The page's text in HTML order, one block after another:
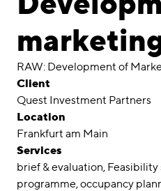
Awards
Career
Locations
linkedininstagram
Deutsch
English
Imprint
RAW: Development of
Client
Quest Investment Partners
Location
Frankfurt am Main
Services
brief & evaluation Feasibility
programme occupancy